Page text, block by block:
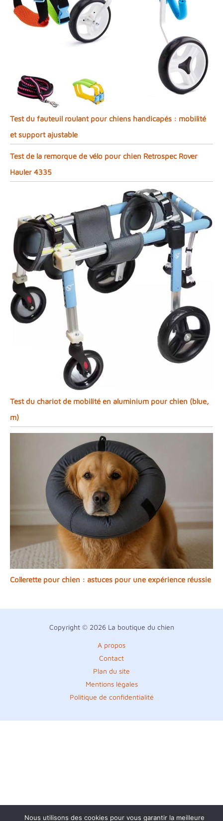
Test du fauteuil roulant pour chiens handicapés : mobilité
et support ajustable
Test de la remorque de vélo pour chien Retrospec Rover
Hauler 4335
Test du chariot de mobilité en aluminium pour chien (blue,
m)
Collerette pour chien : astuces pour une expérience réussie
Copyright © 2026 La boutique du chien
A propos
Contact
Plan du site
Mentions légales
Politique de confidentialité
Nous utilisons des cookies pour vous garantir la meilleure